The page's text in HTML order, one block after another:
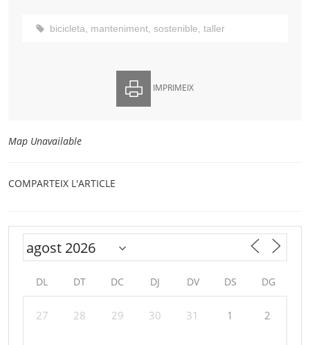
bicicleta, manteniment, sostenible, taller
IMPRIMEIX
Map Unavailable
COMPARTEIX L'ARTICLE
DL DT DC DJ DV DS DG
27 28 29 30 31 1 2